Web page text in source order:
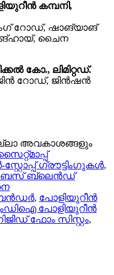
കമ്പനി,
റോഡ്, ഷാങ്യാങ്
ചൈന
കോ., ലിമിറ്റഡ്.
റോഡ്, ജിൻഷൻ
അവകാശങ്ങളും
സ്റ്റോപ്പ് ഗ്രൗട്ടിംഗുകൾ,
ബേസ് ബ്ലെൻഡ്
, പോളിയുറീൻ
പോളിയുറീൻ
ഫോം സിസ്റ്റം,